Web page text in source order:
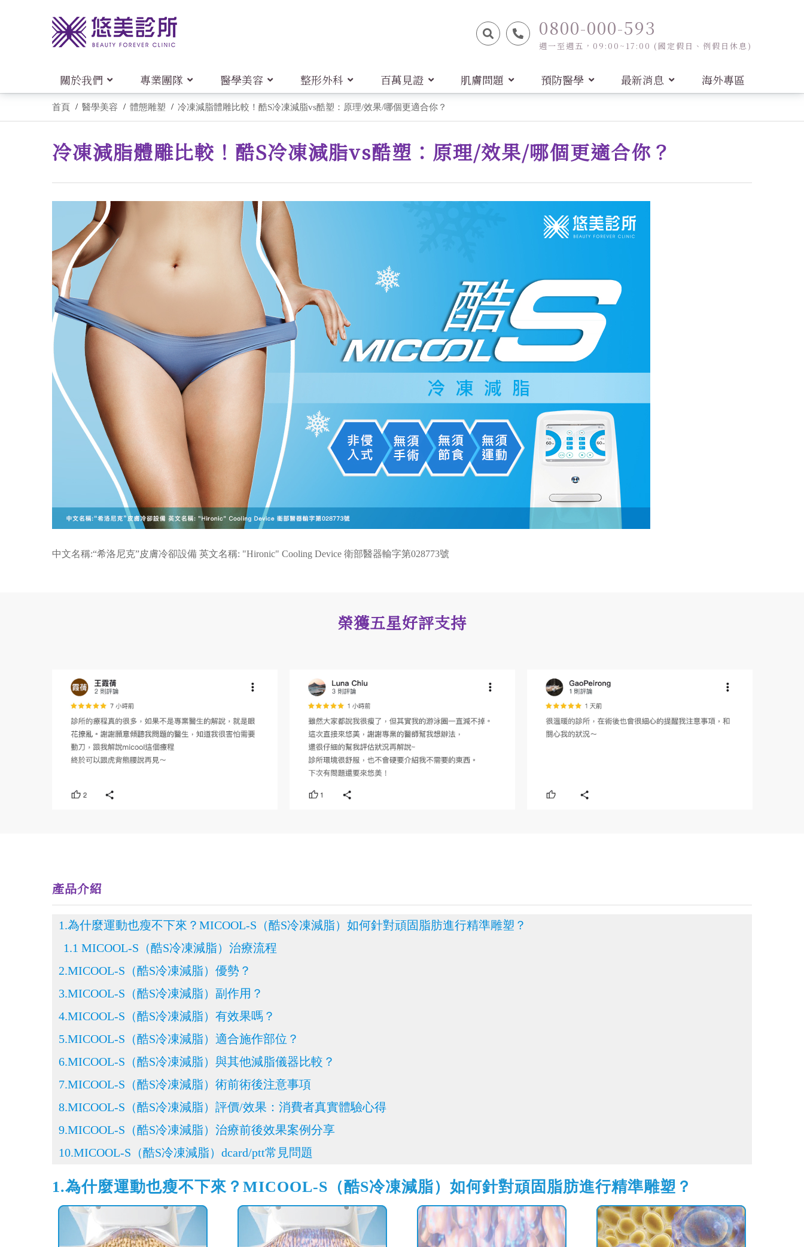
0800-000-593
週一至週五，09:00~17:00 (國定假日、例假日休息)
關於我們 專業團隊 醫學美容 整形外科 百萬見證 肌膚問題 預防醫學 最新消息 海外專區
首頁 醫學美容 體態雕塑 冷凍減脂體雕比較！酷S冷凍減脂vs酷塑：原理/效果/哪個更適合你？
冷凍減脂體雕比較！酷S冷凍減脂vs酷塑：原理/效果/哪個更適合你？
中文名稱:“希洛尼克”皮膚冷卻設備 英文名稱: "Hironic" Cooling Device 衛部醫器輸字第028773號
榮獲五星好評支持
產品介紹
1.為什麼運動也瘦不下來？MICOOL-S（酷S冷凍減脂）如何針對頑固脂肪進行精準雕塑？
1.1 MICOOL-S（酷S冷凍減脂）治療流程
2.MICOOL-S（酷S冷凍減脂）優勢？
3.MICOOL-S（酷S冷凍減脂）副作用？
4.MICOOL-S（酷S冷凍減脂）有效果嗎？
5.MICOOL-S（酷S冷凍減脂）適合施作部位？
6.MICOOL-S（酷S冷凍減脂）與其他減脂儀器比較？
7.MICOOL-S（酷S冷凍減脂）術前術後注意事項
8.MICOOL-S（酷S冷凍減脂）評價/效果：消費者真實體驗心得
9.MICOOL-S（酷S冷凍減脂）治療前後效果案例分享
10.MICOOL-S（酷S冷凍減脂）dcard/ptt常見問題
1.為什麼運動也瘦不下來？MICOOL-S（酷S冷凍減脂）如何針對頑固脂肪進行精準雕塑？